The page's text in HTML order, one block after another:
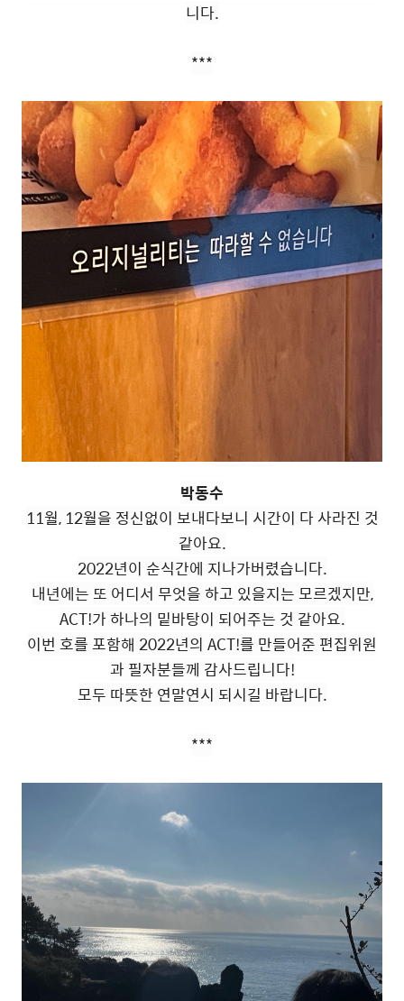
니다.
***
박동수
11월, 12월을 정신없이 보내다보니 시간이 다 사라진 것
같아요.
2022년이 순식간에 지나가버렸습니다.
내년에는 또 어디서 무엇을 하고 있을지는 모르겠지만,
ACT!가 하나의 밑바탕이 되어주는 것 같아요.
이번 호를 포함해 2022년의 ACT!를 만들어준 편집위원
과 필자분들께 감사드립니다!
모두 따뜻한 연말연시 되시길 바랍니다.
***